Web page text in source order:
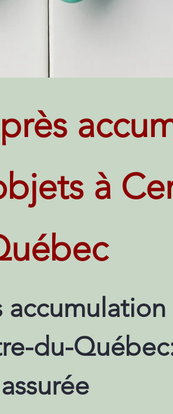
à
du-
assurée